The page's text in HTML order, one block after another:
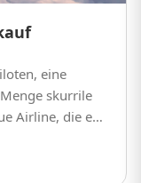
eine
skurrile
Airline, die es
Radio...